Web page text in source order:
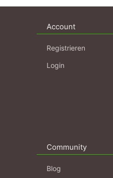
Account
Registrieren
Login
Community
Blog